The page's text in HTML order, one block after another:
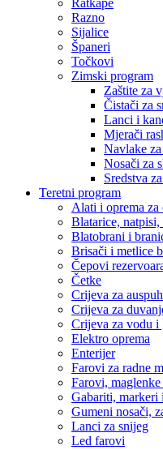
Ratkape
Razno
Sijalice
Španeri
Točkovi
Zimski program
Zaštite za
Čistači za
Lanci i
Mjerači
Navlake
Nosači za
Sredstva
Teretni program
Alati i oprema za
Blatarice,
Blatobrani i
Brisači i metlice
Čepovi
Četke
Crijeva za
Crijeva za
Crijeva za vodu i
Elektro oprema
Enterijer
Farovi za radne
Farovi,
Gabariti, markeri
Gumeni nosači,
Lanci za snijeg
Led farovi